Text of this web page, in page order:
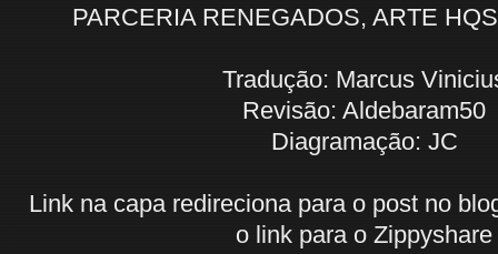
PARCERIA RENEGADOS, ARTE
Tradução: Marcus
Revisão: Aldebaram50
Diagramação: JC
Link na capa redireciona para o post no
o link para o Zippyshare